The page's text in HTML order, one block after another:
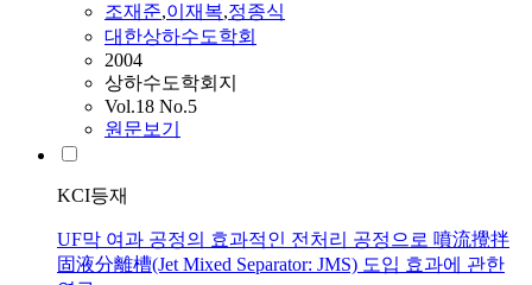
조재준,이재복,정종식
대한상하수도학회
2004
상하수도학회지
Vol.18 No.5
원문보기
KCI등재
UF막 여과 공정의 효과적인 전처리 공정으로 噴流攪拌
固液分離槽(Jet Mixed Separator: JMS) 도입 효과에 관한